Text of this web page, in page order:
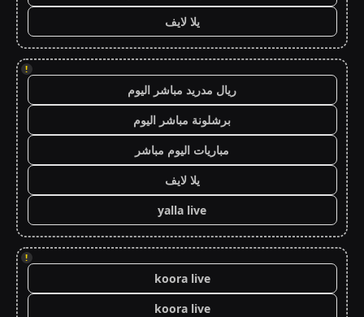
يلا لايف
!
ريال مدريد مباشر اليوم
برشلونة مباشر اليوم
مباريات اليوم مباشر
يلا لايف
yalla live
!
koora live
koora live